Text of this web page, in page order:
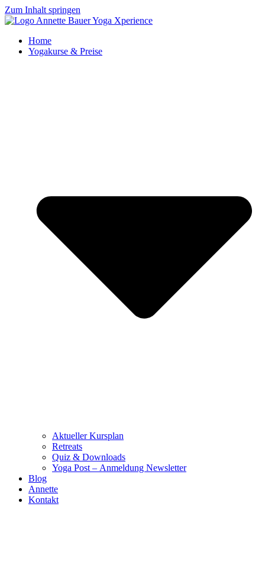
Zum Inhalt springen
Home
Yogakurse & Preise
Aktueller Kursplan
Retreats
Quiz & Downloads
Yoga Post – Anmeldung Newsletter
Blog
Annette
Kontakt